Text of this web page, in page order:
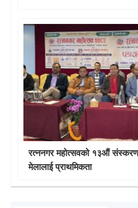
रत्ननगर महोत्सवको १३औं
मेलालाई प्राथमिकता